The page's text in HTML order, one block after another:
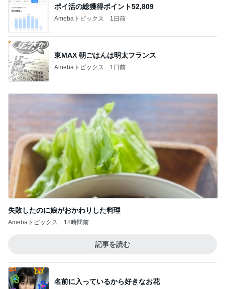
東MAX 朝ごはんは明太フランス
Amebaトピックス 1日前
失敗したのに娘がおかわりした料理
Amebaトピックス 18時間前
記事を読む
Amebaトピックス 1日前
頂いた甘じょっぱくて大好きなお土産